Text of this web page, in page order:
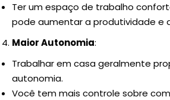
Ter um espaço de trabalho
pode aumentar a produtividade e
Maior Autonomia:
Trabalhar em casa geralmente
autonomia.
Você tem mais controle sobre